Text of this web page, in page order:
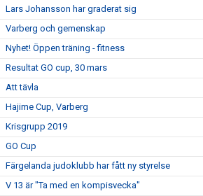
Lars Johansson har graderat sig
Varberg och gemenskap
Nyhet! Öppen träning - fitness
Resultat GO cup, 30 mars
Att tävla
Hajime Cup, Varberg
Krisgrupp 2019
GO Cup
Färgelanda judoklubb har fått ny styrelse
V 13 är "Ta med en kompisvecka"